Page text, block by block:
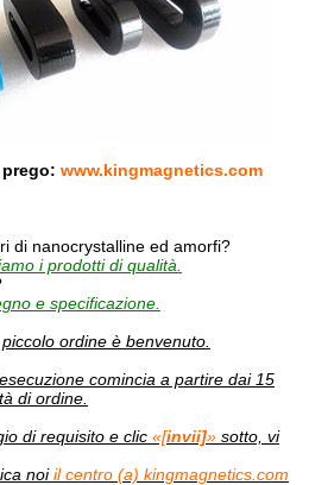
www.kingmagnetics.com
di nanocrystalline ed amorfi?
i prodotti di qualità.
e specificazione.
ordine è benvenuto.
comincia a partire dai 15
di ordine.
di requisito e clic «[invii]» sotto, vi
noiil centro (a) kingmagnetics.com